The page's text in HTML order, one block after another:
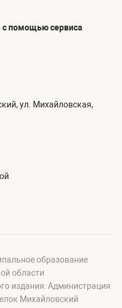
с помощью сервиса
ул. Михайловская,
образование
области
издания: Администрация
Михайловский